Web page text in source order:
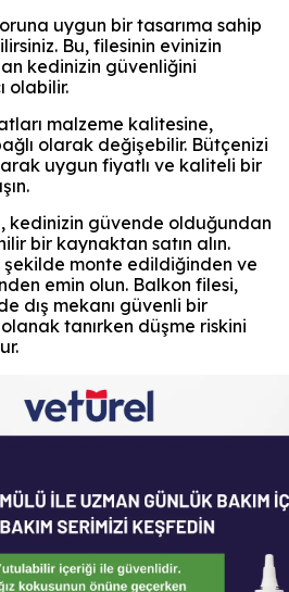
uygun bir tasarıma sahip
Bu, filesinin evinizin
kedinizin güvenliğini
olabilir.
malzeme kalitesine,
olarak değişebilir. Bütçenizi
uygun fiyatlı ve kaliteli bir
kedinizin güvende olduğundan
bir kaynaktan satın alın.
şekilde monte edildiğinden ve
emin olun. Balkon filesi,
dış mekanı güvenli bir
tanırken düşme riskini